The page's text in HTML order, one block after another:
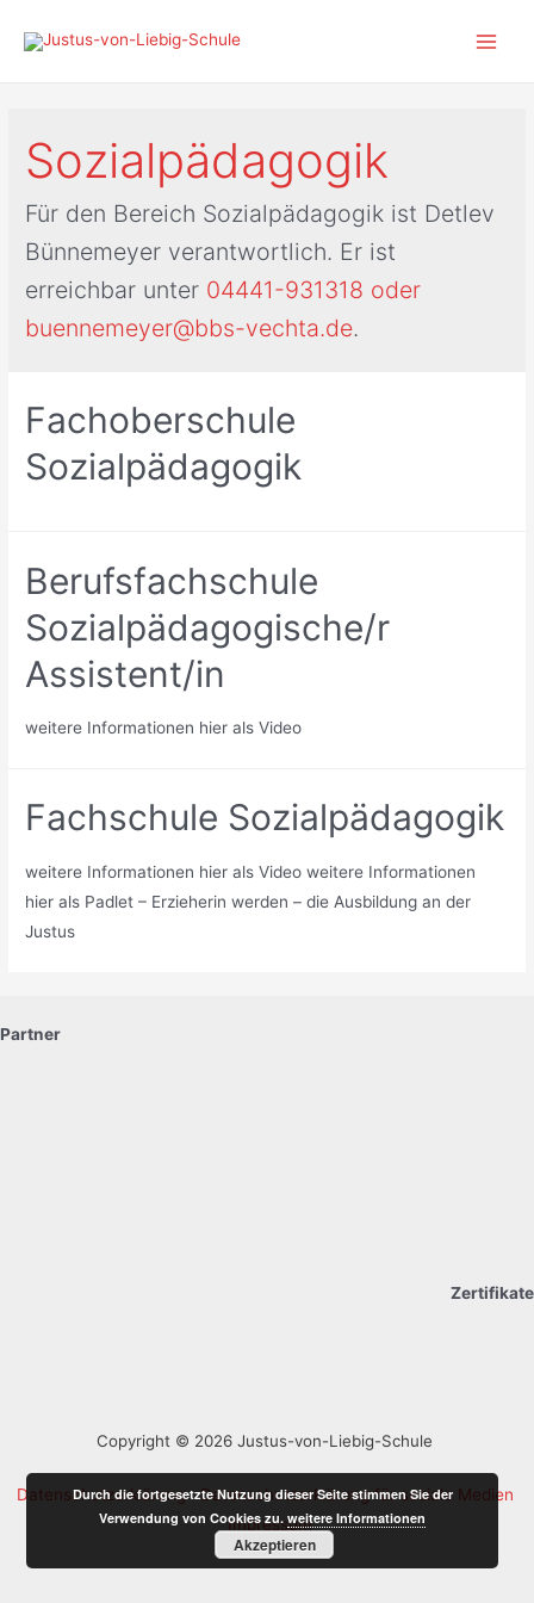
Inhalt
Sozialpädagogik
Für den Bereich Sozialpädagogik ist Detlev
Bünnemeyer verantwortlich. Er ist
erreichbar unter 04441-931318 oder
buennemeyer@bbs-vechta.de.
Fachoberschule
Sozialpädagogik
Berufsfachschule
Sozialpädagogische/r
Assistent/in
weitere Informationen hier als Video
Fachschule Sozialpädagogik
weitere Informationen hier als Video weitere Informationen
hier als Padlet – Erzieherin werden – die Ausbildung an der
Justus
Partner
Zertifikate
Copyright © 2026 Justus-von-Liebig-Schule
Datenschutzerklärung
Datenschutzerklärung für soziale Medien
Impressum
Durch die fortgesetzte Nutzung dieser Seite stimmen Sie der
Verwendung von Cookies zu.weitere Informationen
Akzeptieren